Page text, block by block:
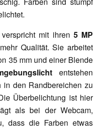
mit ihren 5 MP
Qualität. Sie arbeitet
35 mm und einer Blende
entstehen
den Randbereichen zu
Überbelichtung ist hier
als bei der Webcam,
dass die Farben etwas